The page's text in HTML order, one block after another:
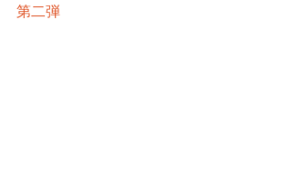
第二弾